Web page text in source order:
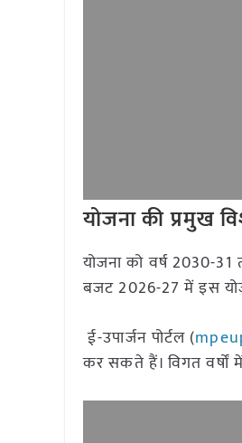
योजना की प्रमुख
योजना को वर्ष 2030-31
बजट 2026-27 में इस
ई-उपार्जन पोर्टल (
कर सकते हैं। विगत वर्षों